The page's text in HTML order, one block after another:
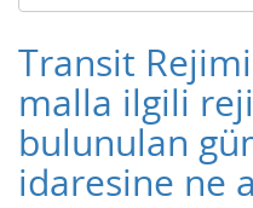
Transit
malla ilgili
bulunulan
idaresine ne